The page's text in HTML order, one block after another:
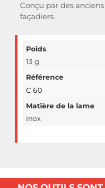
Conçu par des
façadiers.
Poids
13 g
Référence
C 60
Matière de la lame
inox